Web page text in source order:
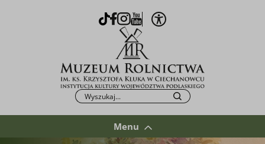
TikTok
Facebook
Instagram
YoutubeOtwórz opcje WCAG
Po kliknięciu przycisku fraza zostanie
Szukaj
Menu